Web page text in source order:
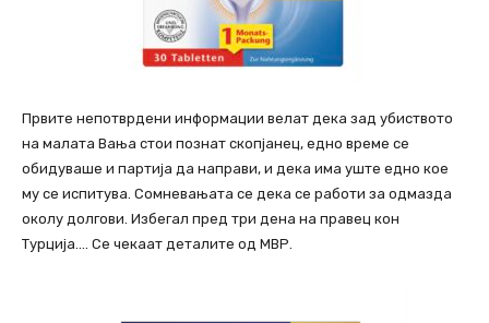
Првите непотврдени информации велат дека зад убиството
на малата Вања стои познат скопјанец, едно време се
обидуваше и партија да направи, и дека има уште едно кое
му се испитува. Сомневањата се дека се работи за одмазда
околу долгови. Избегал пред три дена на правец кон
Турција…. Се чекаат деталите од МВР.